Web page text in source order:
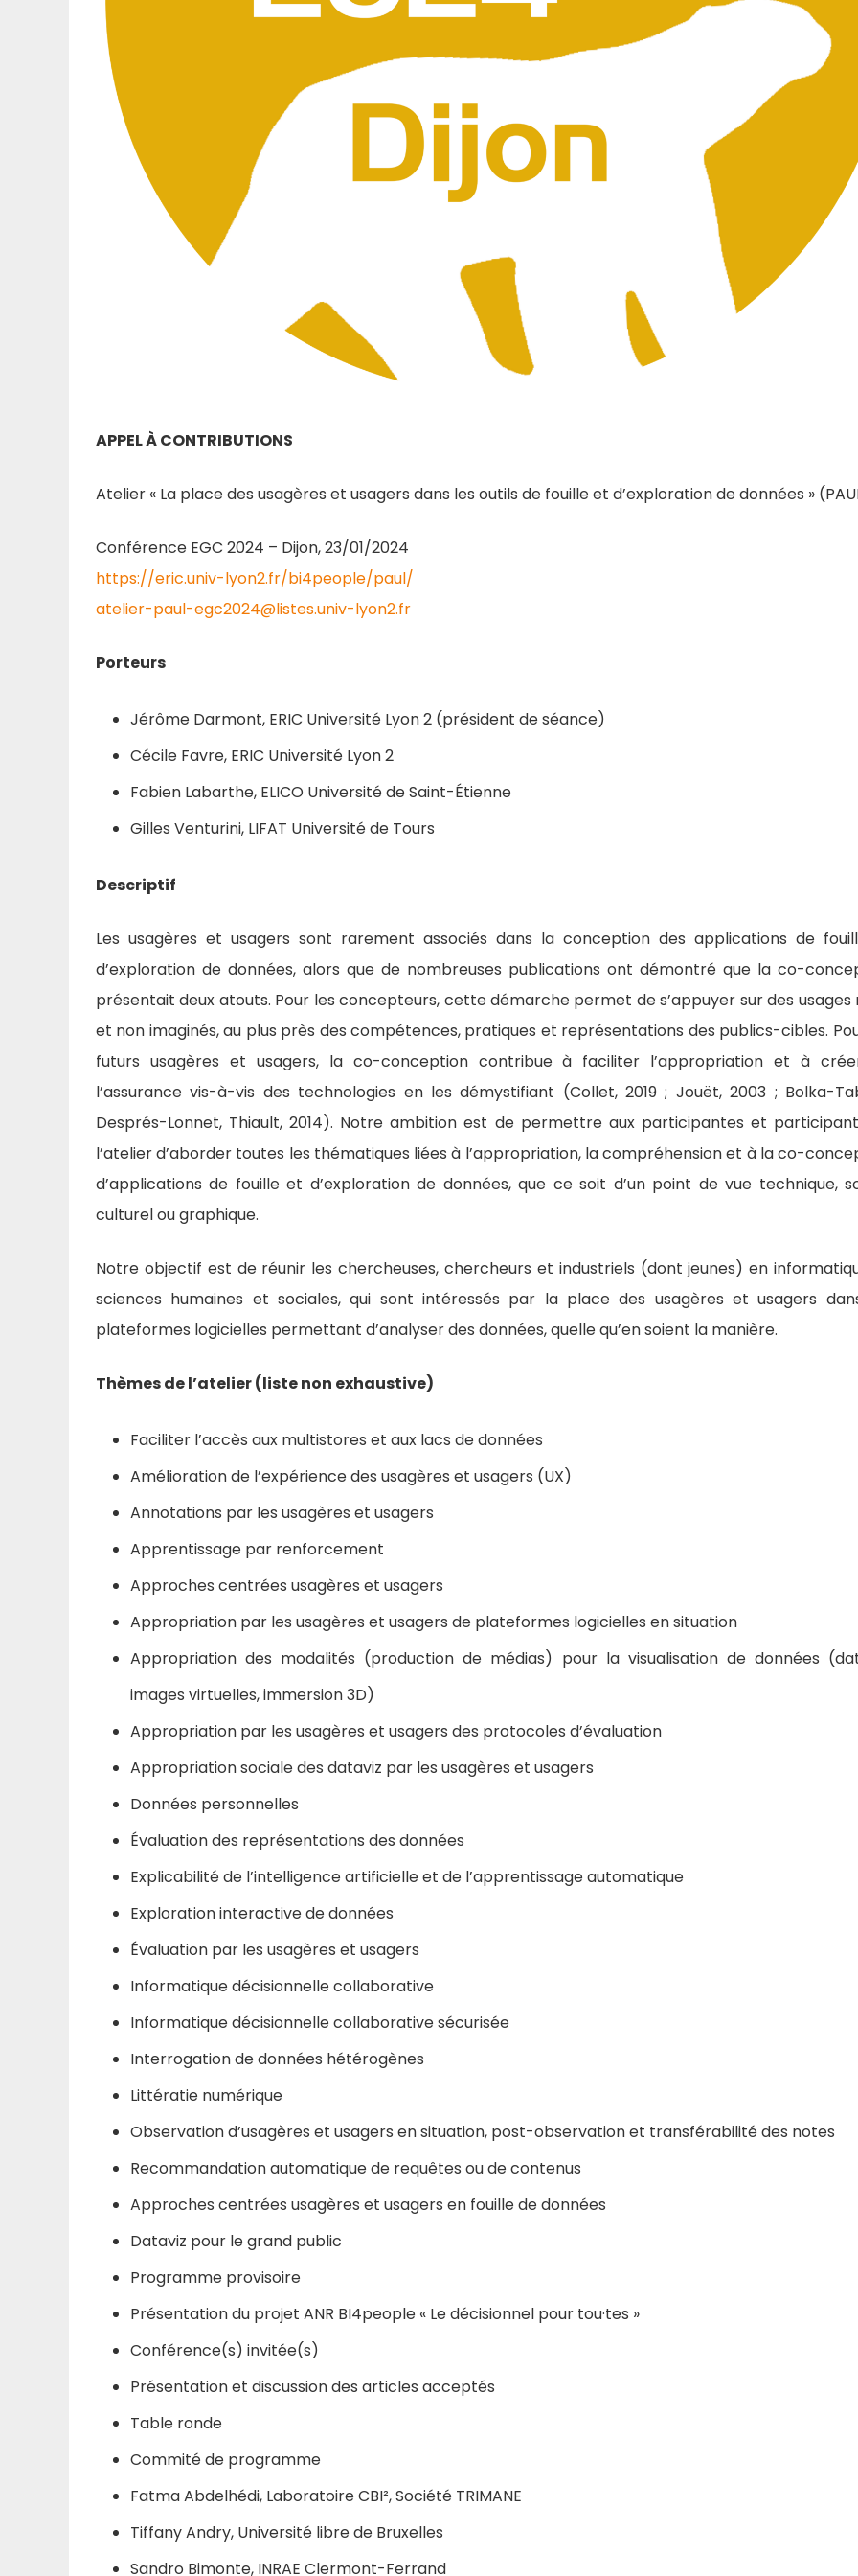
APPEL À CONTRIBUTIONS
Atelier « La place des usagères et usagers dans les outils de fouille et d’exploration de données »
Conférence EGC 2024 – Dijon, 23/01/2024
https://eric.univ-lyon2.fr/bi4people/paul/
atelier-paul-egc2024@listes.univ-lyon2.fr
Porteurs
Jérôme Darmont, ERIC Université Lyon 2 (président de séance)
Cécile Favre, ERIC Université Lyon 2
Fabien Labarthe, ELICO Université de Saint-Étienne
Gilles Venturini, LIFAT Université de Tours
Descriptif
Les usagères et usagers sont rarement associés dans la conception des applications de
d’exploration de données, alors que de nombreuses publications ont démontré que la co-
présentait deux atouts. Pour les concepteurs, cette démarche permet de s’appuyer sur des usages
et non imaginés, au plus près des compétences, pratiques et représentations des publics-cibles.
futurs usagères et usagers, la co-conception contribue à faciliter l’appropriation et à
l’assurance vis-à-vis des technologies en les démystifiant (Collet, 2019 ; Jouët, 2003 ; Bolka-
Després-Lonnet, Thiault, 2014). Notre ambition est de permettre aux participantes et
l’atelier d’aborder toutes les thématiques liées à l’appropriation, la compréhension et à la co-
d’applications de fouille et d’exploration de données, que ce soit d’un point de vue technique,
culturel ou graphique.
Notre objectif est de réunir les chercheuses, chercheurs et industriels (dont jeunes) en
sciences humaines et sociales, qui sont intéressés par la place des usagères et usagers
plateformes logicielles permettant d’analyser des données, quelle qu’en soient la manière.
Thèmes de l’atelier (liste non exhaustive)
Faciliter l’accès aux multistores et aux lacs de données
Amélioration de l’expérience des usagères et usagers (UX)
Annotations par les usagères et usagers
Apprentissage par renforcement
Approches centrées usagères et usagers
Appropriation par les usagères et usagers de plateformes logicielles en situation
Appropriation des modalités (production de médias) pour la visualisation de données
images virtuelles, immersion 3D)
Appropriation par les usagères et usagers des protocoles d’évaluation
Appropriation sociale des dataviz par les usagères et usagers
Données personnelles
Évaluation des représentations des données
Explicabilité de l’intelligence artificielle et de l’apprentissage automatique
Exploration interactive de données
Évaluation par les usagères et usagers
Informatique décisionnelle collaborative
Informatique décisionnelle collaborative sécurisée
Interrogation de données hétérogènes
Littératie numérique
Observation d’usagères et usagers en situation, post-observation et transférabilité des notes
Recommandation automatique de requêtes ou de contenus
Approches centrées usagères et usagers en fouille de données
Dataviz pour le grand public
Programme provisoire
Présentation du projet ANR BI4people « Le décisionnel pour tou·tes »
Conférence(s) invitée(s)
Présentation et discussion des articles acceptés
Table ronde
Commité de programme
Fatma Abdelhédi, Laboratoire CBI², Société TRIMANE
Tiffany Andry, Université libre de Bruxelles
Sandro Bimonte, INRAE Clermont-Ferrand